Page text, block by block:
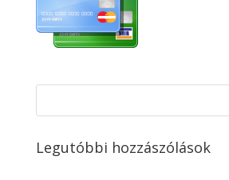
Legutóbbi hozzászólások